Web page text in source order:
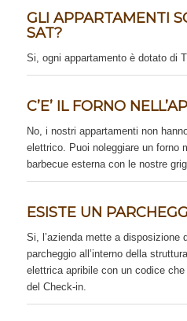
GLI APPARTAMENTI
SAT?
Si, ogni appartamento è dotato di
C’E’ IL FORNO
No, i nostri appartamenti non
elettrico. Puoi noleggiare un forno
barbecue esterna con le nostre
ESISTE UN
Si, l’azienda mette a disposizione
parcheggio all’interno della
elettrica apribile con un codice
del Check-in.